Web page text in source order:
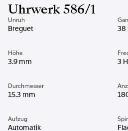
Uhrwerk 586/1
Unruh
Breguet 38
Höhe
3.9 mm 3
Durchmesser
15.3 mm
Aufzug
Automatik